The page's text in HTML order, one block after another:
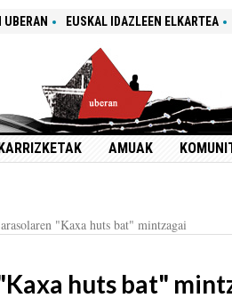
UBERAN EUSKAL IDAZLEEN ELKARTEA
AMUAK
"Kaxa huts bat" mintzagai
huts bat"